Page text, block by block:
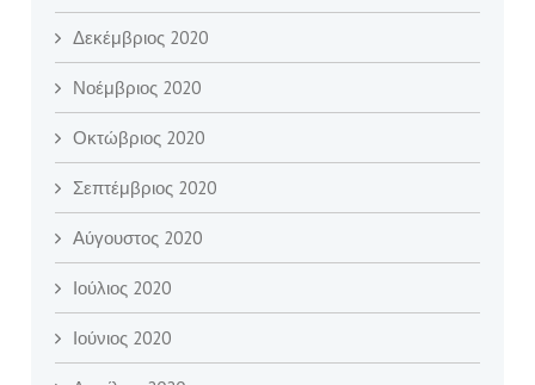
Δεκέμβριος 2020
Νοέμβριος 2020
Οκτώβριος 2020
Σεπτέμβριος 2020
Αύγουστος 2020
Ιούλιος 2020
Ιούνιος 2020